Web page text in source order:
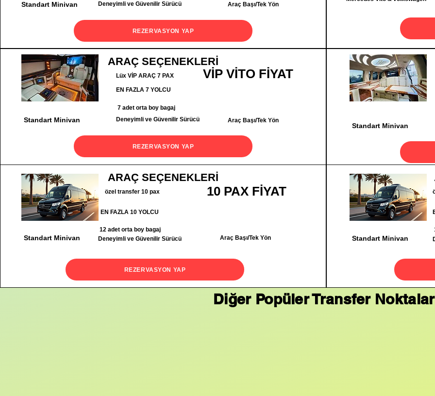
Standart Minivan Deneyimli ve Güvenilir Sürücü Araç Başı/Tek Yön
REZERVASYON YAP
ARAÇ SEÇENEKLERİ
Lüx VİP ARAÇ 7 PAX VİP VİTO FİYAT
EN FAZLA 7 YOLCU
7 adet orta boy bagaj
Standart Minivan Deneyimli ve Güvenilir Sürücü Araç Başı/Tek Yön
REZERVASYON YAP
Standart Minivan
ARAÇ SEÇENEKLERİ
özel transfer 10 pax 10 PAX FİYAT
EN FAZLA 10 YOLCU
12 adet orta boy bagaj
Standart Minivan Deneyimli ve Güvenilir Sürücü Araç Başı/Tek Yön
REZERVASYON YAP
Standart Minivan
Diğer Popüler Transfer